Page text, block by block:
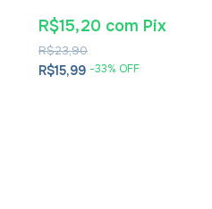
R$15,99 -33% OFF
R$23,90
R$15,20 com Pix